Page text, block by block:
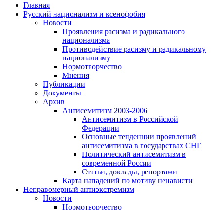
Главная
Русский национализм и ксенофобия
Новости
Проявления расизма и радикального
национализма
Противодействие расизму и радикальному
национализму
Нормотворчество
Мнения
Публикации
Документы
Архив
Антисемитизм 2003-2006
Антисемитизм в Российской
Федерации
Основные тенденции проявлений
антисемитизма в государствах СНГ
Политический антисемитизм в
современной России
Статьи, доклады, репортажи
Карта нападений по мотиву ненависти
Неправомерный антиэкстремизм
Новости
Нормотворчество